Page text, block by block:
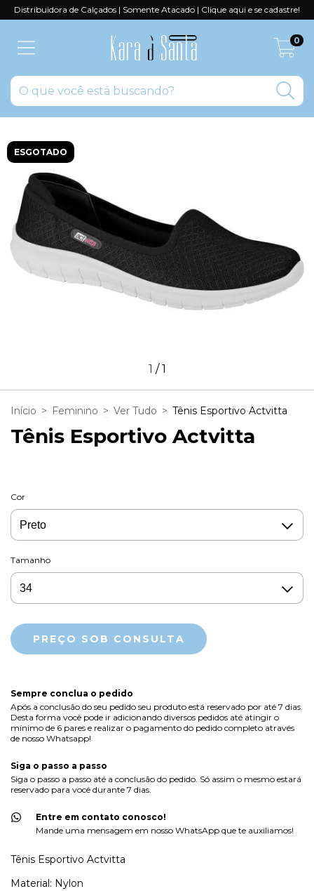
Distribuidora de Calçados | Somente Atacado | Clique aqui e se cadastre!
0
ESGOTADO
1 /1
Início > Feminino > Ver Tudo > Tênis Esportivo Actvitta
Tênis Esportivo Actvitta
Cor
Tamanho
Sempre conclua o pedido
Após a conclusão do seu pedido seu produto está reservado por até 7 dias.
Desta forma você pode ir adicionando diversos pedidos até atingir o
mínimo de 6 pares e realizar o pagamento do pedido completo através
de nosso Whatsapp!
Siga o passo a passo
Siga o passo a passo até a conclusão do pedido. Só assim o mesmo estará
reservado para você durante 7 dias.
Entre em contato conosco!
Mande uma mensagem em nosso WhatsApp que te auxiliamos!
Tênis Esportivo Actvitta
Material: Nylon